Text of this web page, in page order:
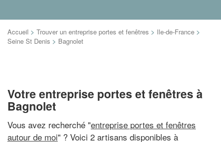
Accueil > Trouver un entreprise portes et fenêtres > Ile-de-France >
Seine St Denis > Bagnolet
Votre entreprise portes et fenêtres à
Bagnolet
Vous avez recherché "entreprise portes et fenêtres
autour de moi" ? Voici 2 artisans disponibles à